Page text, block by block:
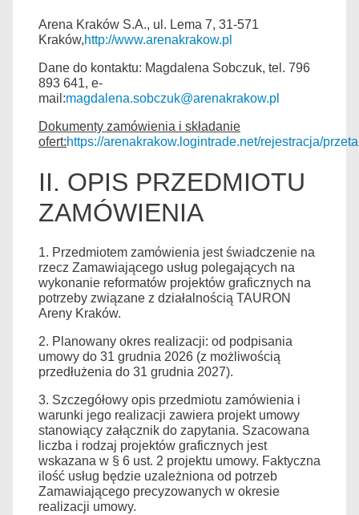
Arena Kraków S.A., ul. Lema 7, 31-571
Kraków,http://www.arenakrakow.pl
Dane do kontaktu: Magdalena Sobczuk, tel. 796
893 641, e-
mail:magdalena.sobczuk@arenakrakow.pl
Dokumenty zamówienia i składanie
ofert:https://arenakrakow.logintrade.net/rejestracja/
II. OPIS PRZEDMIOTU
ZAMÓWIENIA
1. Przedmiotem zamówienia jest świadczenie na
rzecz Zamawiającego usług polegających na
wykonanie reformatów projektów graficznych na
potrzeby związane z działalnością TAURON
Areny Kraków.
2. Planowany okres realizacji: od podpisania
umowy do 31 grudnia 2026 (z możliwością
przedłużenia do 31 grudnia 2027).
3. Szczegółowy opis przedmiotu zamówienia i
warunki jego realizacji zawiera projekt umowy
stanowiący załącznik do zapytania. Szacowana
liczba i rodzaj projektów graficznych jest
wskazana w § 6 ust. 2 projektu umowy. Faktyczna
ilość usług będzie uzależniona od potrzeb
Zamawiającego precyzowanych w okresie
realizacji umowy.